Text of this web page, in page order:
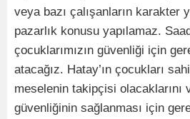
veya bazı çalışanların karakter
pazarlık konusu yapılamaz.
çocuklarımızın güvenliği için
atacağız. Hatay’ın çocukları
meselenin takipçisi olacaklarını
güvenliğinin sağlanması için